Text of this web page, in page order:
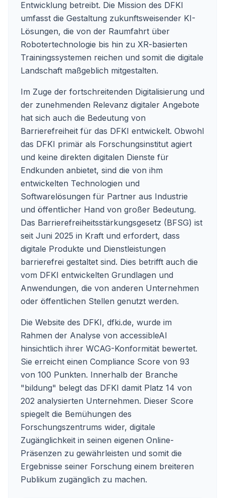
Entwicklung betreibt. Die Mission des DFKI
umfasst die Gestaltung zukunftsweisender KI-
Lösungen, die von der Raumfahrt über
Robotertechnologie bis hin zu XR-basierten
Trainingssystemen reichen und somit die digitale
Landschaft maßgeblich mitgestalten.
Im Zuge der fortschreitenden Digitalisierung und
der zunehmenden Relevanz digitaler Angebote
hat sich auch die Bedeutung von
Barrierefreiheit für das DFKI entwickelt. Obwohl
das DFKI primär als Forschungsinstitut agiert
und keine direkten digitalen Dienste für
Endkunden anbietet, sind die von ihm
entwickelten Technologien und
Softwarelösungen für Partner aus Industrie
und öffentlicher Hand von großer Bedeutung.
Das Barrierefreiheitsstärkungsgesetz (BFSG) ist
seit Juni 2025 in Kraft und erfordert, dass
digitale Produkte und Dienstleistungen
barrierefrei gestaltet sind. Dies betrifft auch die
vom DFKI entwickelten Grundlagen und
Anwendungen, die von anderen Unternehmen
oder öffentlichen Stellen genutzt werden.
Die Website des DFKI, dfki.de, wurde im
Rahmen der Analyse von accessibleAI
hinsichtlich ihrer WCAG-Konformität bewertet.
Sie erreicht einen Compliance Score von 93
von 100 Punkten. Innerhalb der Branche
"bildung" belegt das DFKI damit Platz 14 von
202 analysierten Unternehmen. Dieser Score
spiegelt die Bemühungen des
Forschungszentrums wider, digitale
Zugänglichkeit in seinen eigenen Online-
Präsenzen zu gewährleisten und somit die
Ergebnisse seiner Forschung einem breiteren
Publikum zugänglich zu machen.